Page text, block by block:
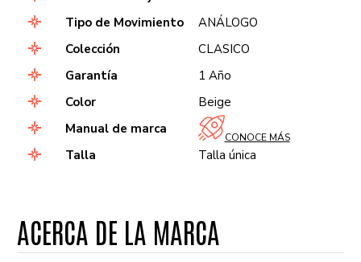
Tipo de Movimiento
ANÁLOGO
Colección
CLASICO
Garantía
1 Año
Color
Beige
Manual de marca
CONOCE MÁS
Talla Talla única
ACERCA DE LA MARCA